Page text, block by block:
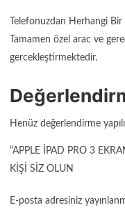
Telefonuzdan Herhangi
Tamamen özel arac ve
gercekleştirmektedir.
Henüz değerlendirme
“APPLE İPAD PRO 3
KIŞI SIZ OLUN
E-posta adresiniz